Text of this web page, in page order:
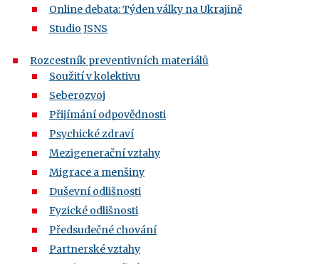
Online debata: Týden války na Ukrajině
Studio JSNS
Rozcestník preventivních materiálů
Soužití v kolektivu
Seberozvoj
Přijímání odpovědnosti
Psychické zdraví
Mezigenerační vztahy
Migrace a menšiny
Duševní odlišnosti
Fyzické odlišnosti
Předsudečné chování
Partnerské vztahy